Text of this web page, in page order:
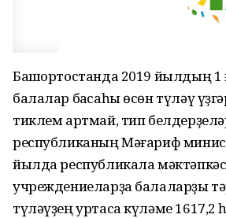
Башҡортостанда 2019 йылдың
балалар баҡсаһы өсөн түләү
тиклем артмай, тип
республиканың Мәғариф
йылда республикала
учреждениеларҙа балаларҙы
түләүҙең уртаса күләме 1617,2